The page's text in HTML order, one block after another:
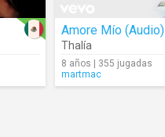
Amore Mío (Audio)
Thalía
8 años | 355 jugadas
martmac